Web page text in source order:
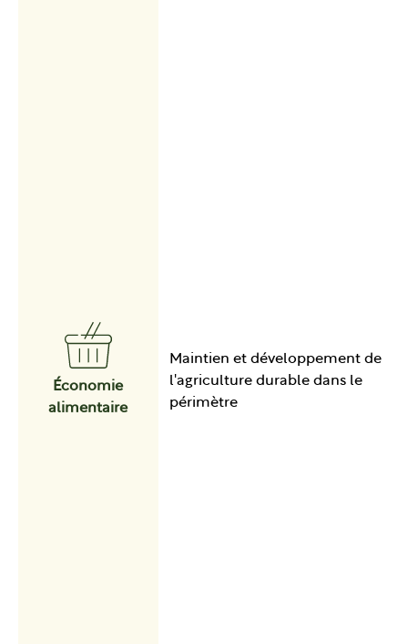
Économie
alimentaire
Maintien et développement de
l'agriculture durable dans le
périmètre